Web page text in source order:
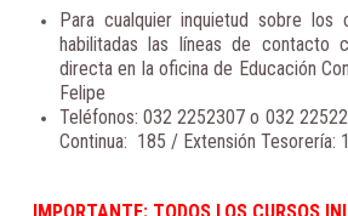
Para cualquier inquietud sobre los
habilitadas las líneas de contacto
directa en la oficina de Educación
Felipe
Teléfonos: 032 2252307 o 032
Continua: 185 / Extensión Tesorería: